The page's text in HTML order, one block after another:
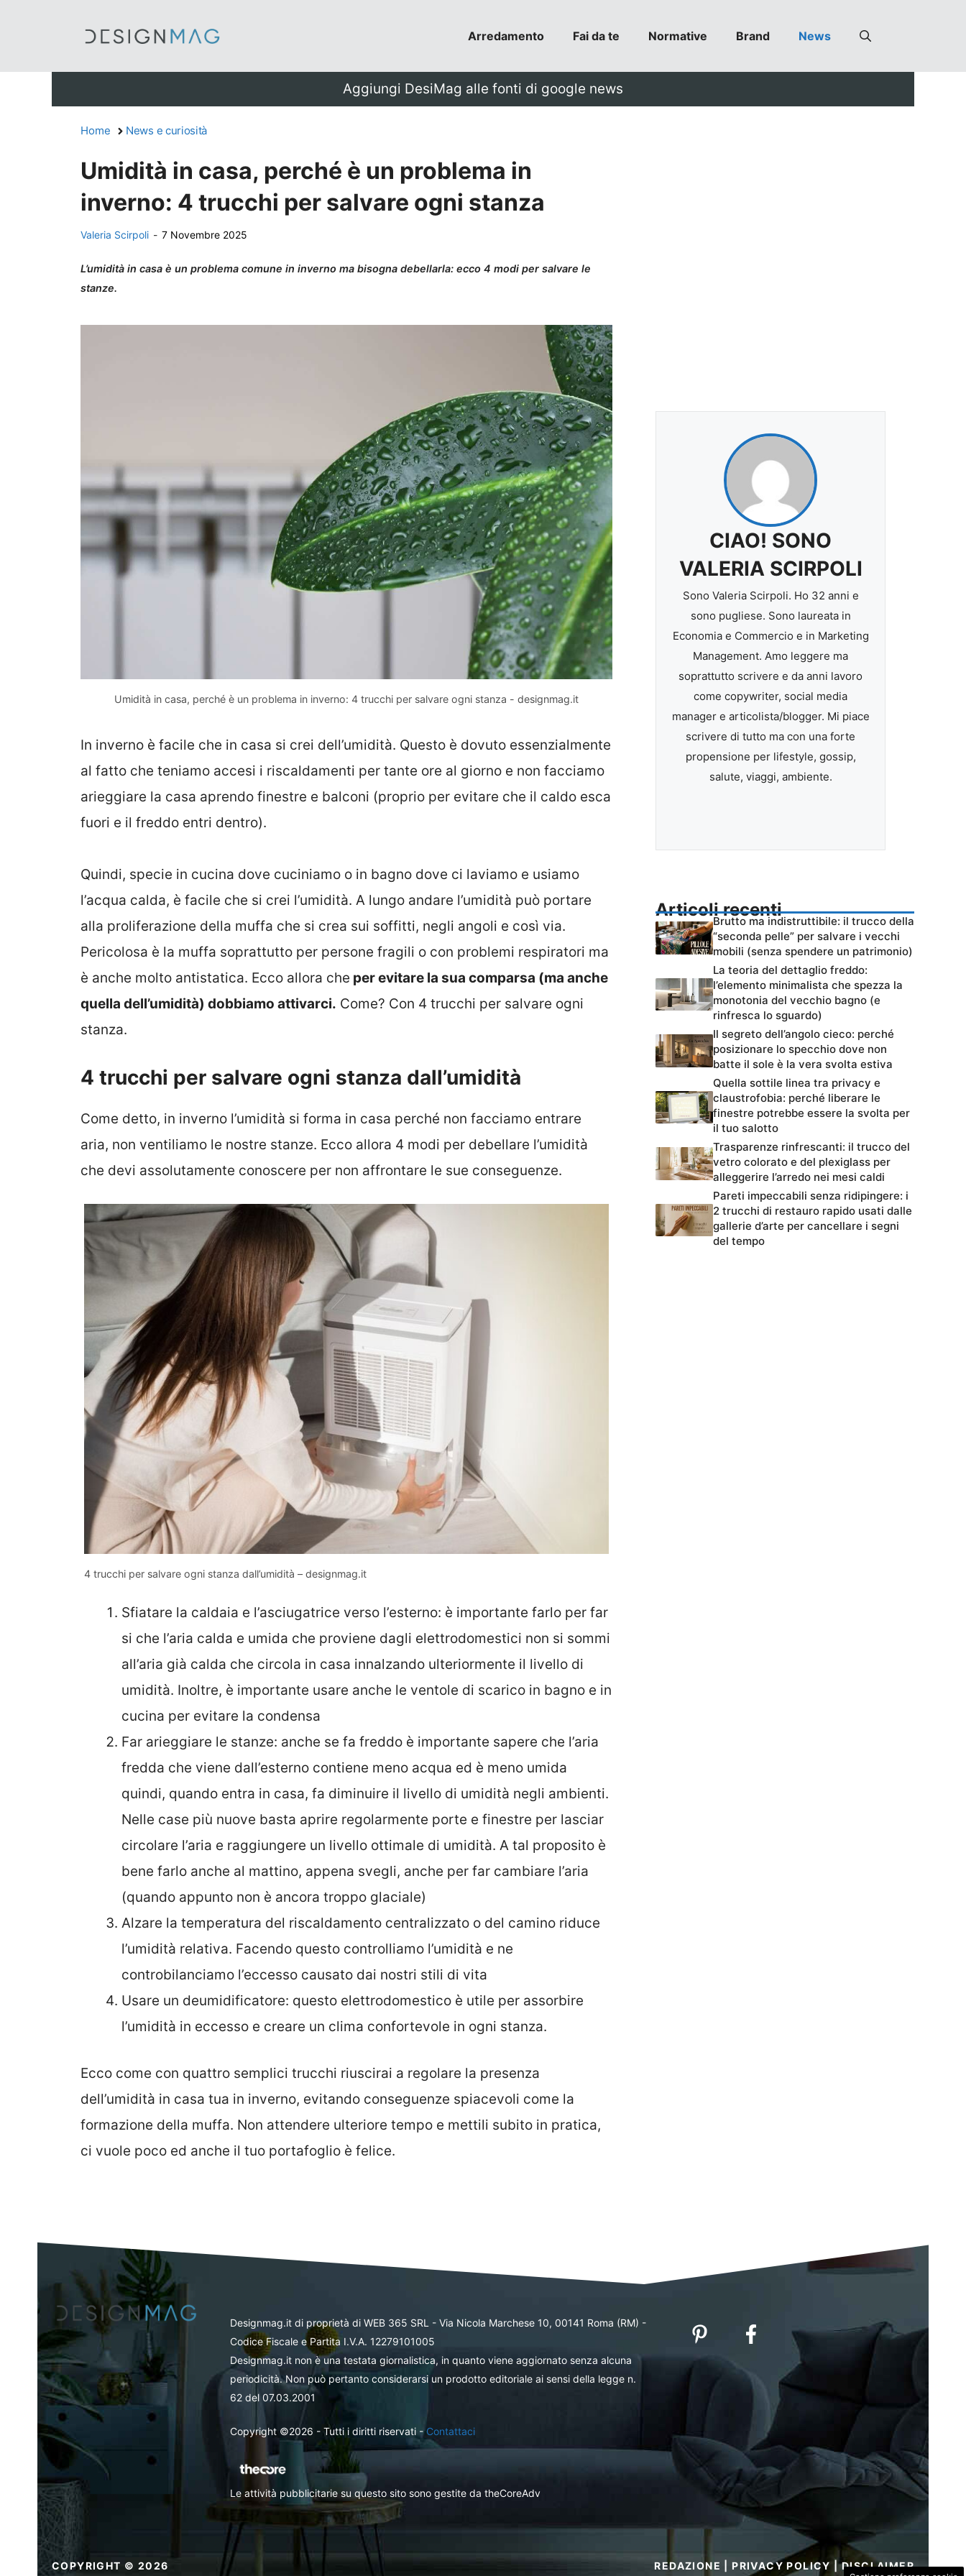
Arredamento Fai da te Normative Brand News
Aggiungi DesiMag alle fonti di google news
Home News e curiosità
Umidità in casa, perché è un problema in
inverno: 4 trucchi per salvare ogni stanza
Valeria Scirpoli - 7 Novembre 2025
L’umidità in casa è un problema comune in inverno ma bisogna debellarla: ecco 4 modi per salvare le
stanze.
Umidità in casa, perché è un problema in inverno: 4 trucchi per salvare ogni stanza - designmag.it
In inverno è facile che in casa si crei dell’umidità. Questo è dovuto essenzialmente
al fatto che teniamo accesi i riscaldamenti per tante ore al giorno e non facciamo
arieggiare la casa aprendo finestre e balconi (proprio per evitare che il caldo esca
fuori e il freddo entri dentro).
Quindi, specie in cucina dove cuciniamo o in bagno dove ci laviamo e usiamo
l’acqua calda, è facile che si crei l’umidità. A lungo andare l’umidità può portare
alla proliferazione della muffa che si crea sui soffitti, negli angoli e così via.
Pericolosa è la muffa soprattutto per persone fragili o con problemi respiratori ma
è anche molto antistatica. Ecco allora che per evitare la sua comparsa (ma anche
quella dell’umidità) dobbiamo attivarci. Come? Con 4 trucchi per salvare ogni
stanza.
4 trucchi per salvare ogni stanza dall’umidità
Come detto, in inverno l’umidità si forma in casa perché non facciamo entrare
aria, non ventiliamo le nostre stanze. Ecco allora 4 modi per debellare l’umidità
che devi assolutamente conoscere per non affrontare le sue conseguenze.
4 trucchi per salvare ogni stanza dall’umidità – designmag.it
Sfiatare la caldaia e l’asciugatrice verso l’esterno: è importante farlo per far
si che l’aria calda e umida che proviene dagli elettrodomestici non si sommi
all’aria già calda che circola in casa innalzando ulteriormente il livello di
umidità. Inoltre, è importante usare anche le ventole di scarico in bagno e in
cucina per evitare la condensa
Far arieggiare le stanze: anche se fa freddo è importante sapere che l’aria
fredda che viene dall’esterno contiene meno acqua ed è meno umida
quindi, quando entra in casa, fa diminuire il livello di umidità negli ambienti.
Nelle case più nuove basta aprire regolarmente porte e finestre per lasciar
circolare l’aria e raggiungere un livello ottimale di umidità. A tal proposito è
bene farlo anche al mattino, appena svegli, anche per far cambiare l’aria
(quando appunto non è ancora troppo glaciale)
Alzare la temperatura del riscaldamento centralizzato o del camino riduce
l’umidità relativa. Facendo questo controlliamo l’umidità e ne
controbilanciamo l’eccesso causato dai nostri stili di vita
Usare un deumidificatore: questo elettrodomestico è utile per assorbire
l’umidità in eccesso e creare un clima confortevole in ogni stanza.
Ecco come con quattro semplici trucchi riuscirai a regolare la presenza
dell’umidità in casa tua in inverno, evitando conseguenze spiacevoli come la
formazione della muffa. Non attendere ulteriore tempo e mettili subito in pratica,
ci vuole poco ed anche il tuo portafoglio è felice.
CIAO! SONO
VALERIA SCIRPOLI
Sono Valeria Scirpoli. Ho 32 anni e
sono pugliese. Sono laureata in
Economia e Commercio e in Marketing
Management. Amo leggere ma
soprattutto scrivere e da anni lavoro
come copywriter, social media
manager e articolista/blogger. Mi piace
scrivere di tutto ma con una forte
propensione per lifestyle, gossip,
salute, viaggi, ambiente.
Articoli recenti
Brutto ma indistruttibile: il trucco della
“seconda pelle” per salvare i vecchi
mobili (senza spendere un patrimonio)
La teoria del dettaglio freddo:
l’elemento minimalista che spezza la
monotonia del vecchio bagno (e
rinfresca lo sguardo)
Il segreto dell’angolo cieco: perché
posizionare lo specchio dove non
batte il sole è la vera svolta estiva
Quella sottile linea tra privacy e
claustrofobia: perché liberare le
finestre potrebbe essere la svolta per
il tuo salotto
Trasparenze rinfrescanti: il trucco del
vetro colorato e del plexiglass per
alleggerire l’arredo nei mesi caldi
Pareti impeccabili senza ridipingere: i
2 trucchi di restauro rapido usati dalle
gallerie d’arte per cancellare i segni
del tempo
Designmag.it di proprietà di WEB 365 SRL - Via Nicola Marchese 10, 00141 Roma (RM) -
Codice Fiscale e Partita I.V.A. 12279101005
Designmag.it non è una testata giornalistica, in quanto viene aggiornato senza alcuna
periodicità. Non può pertanto considerarsi un prodotto editoriale ai sensi della legge n.
62 del 07.03.2001
Copyright ©2026 - Tutti i diritti riservati -Contattaci
Le attività pubblicitarie su questo sito sono gestite da theCoreAdv
COPYRIGHT © 2026 REDAZIONE PRIVACY POLICY |DISCLAIMER